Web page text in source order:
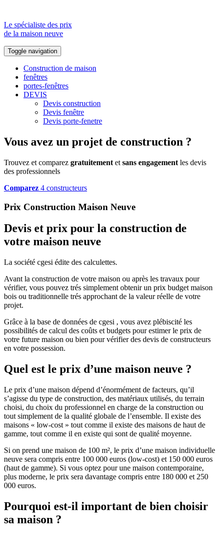
Le spécialiste des prix
de la maison neuve
Toggle navigation
Construction de maison
fenêtres
portes-fenêtres
DEVIS
Devis construction
Devis fenêtre
Devis porte-fenetre
Vous avez un projet de construction ?
Trouvez et comparez gratuitement et sans engagement les devis
des professionnels
Comparez 4 constructeurs
Prix Construction Maison Neuve
Devis et prix pour la construction de
votre maison neuve
La société cgesi édite des calculettes.
Avant la construction de votre maison ou après les travaux pour
vérifier, vous pouvez trés simplement obtenir un prix budget maison
bois ou traditionnelle trés approchant de la valeur réelle de votre
projet.
Grâce à la base de données de cgesi , vous avez plébiscité les
possibilités de calcul des coûts et budgets pour estimer le prix de
votre future maison ou bien pour vérifier des devis de constructeurs
en votre possession.
Quel est le prix d’une maison neuve ?
Le prix d’une maison dépend d’énormément de facteurs, qu’il
s’agisse du type de construction, des matériaux utilisés, du terrain
choisi, du choix du professionnel en charge de la construction ou
tout simplement de la qualité globale de l’ensemble. Il existe des
maisons « low-cost » tout comme il existe des maisons de haut de
gamme, tout comme il en existe qui sont de qualité moyenne.
Si on prend une maison de 100 m², le prix d’une maison individuelle
neuve sera compris entre 100 000 euros (low-cost) et 150 000 euros
(haut de gamme). Si vous optez pour une maison contemporaine,
plus moderne, le prix sera davantage compris entre 180 000 et 250
000 euros.
Pourquoi est-il important de bien choisir
sa maison ?